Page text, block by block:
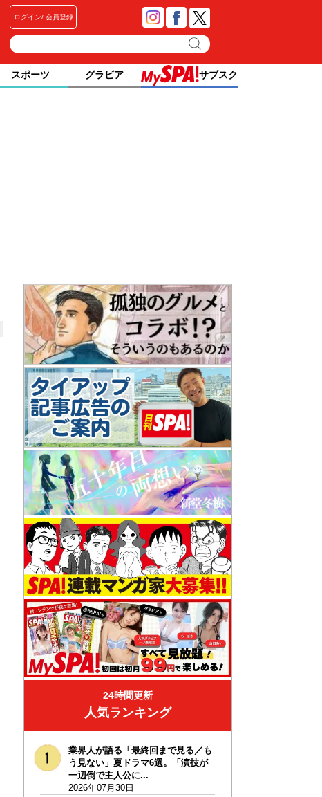
ログイン 会員登録
スポーツ グラビア サブスク
24時間更新
人気ランキング
業界人が語る「最終回まで見る／も
う見ない」夏ドラマ6選。「演技が
一辺倒で主人公に...
2026年07月30日